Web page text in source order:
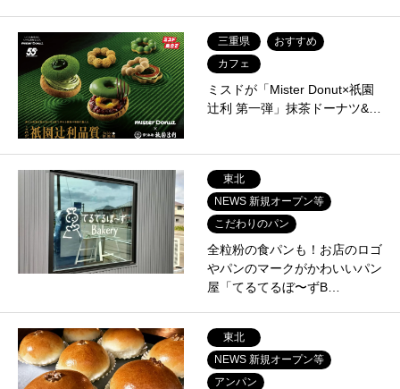
三重県
おすすめ
カフェ
ミスドが「Mister Donut×祇園
辻利 第一弾」抹茶ドーナツ&…
東北
NEWS 新規オープン等
こだわりのパン
全粒粉の食パンも！お店のロゴ
やパンのマークがかわいいパン
屋「てるてるぼ〜ずB…
東北
NEWS 新規オープン等
アンパン